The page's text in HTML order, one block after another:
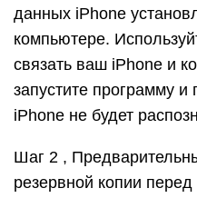
данных iPhone
компьютере.
связать ваш iPhone и
запустите программу
iPhone не будет
Шаг 2 ,
резервной копии